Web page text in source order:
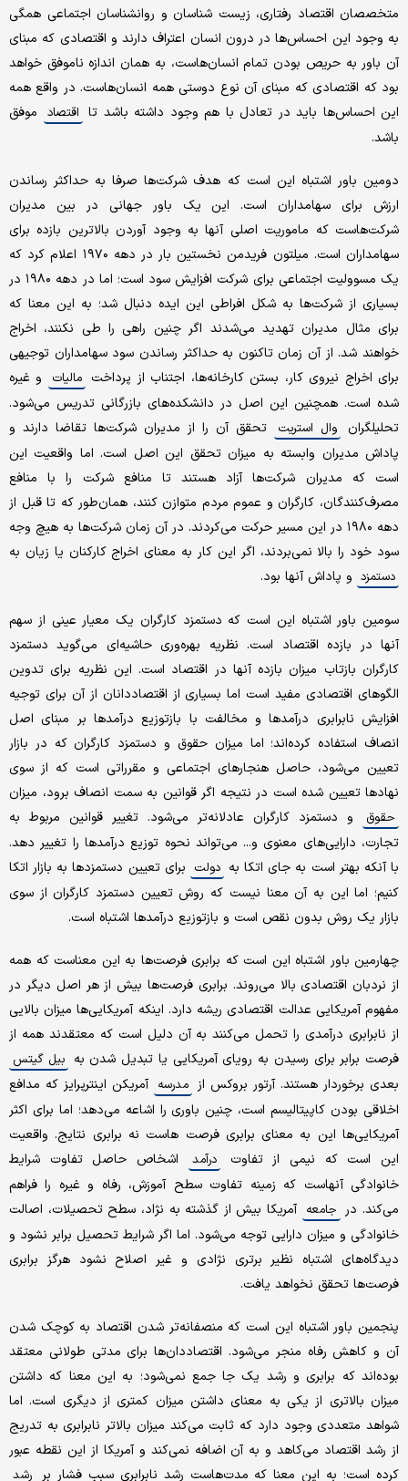
متخصصان اقتصاد رفتاری، زیست شناسان و روانشناسان اجتماعی همگی
به وجود این احساس‌ها در درون انسان اعتراف دارند و اقتصادی که مبنای
آن باور به حریص بودن تمام انسان‌هاست، به همان اندازه ناموفق خواهد
بود که اقتصادی که مبنای آن نوع دوستی همه انسان‌هاست. در واقع همه
این احساس‌ها باید در تعادل با هم وجود داشته باشد تا اقتصاد موفق
باشد.
دومین باور اشتباه این است که هدف شرکت‌ها صرفا به حداکثر رساندن
ارزش برای سهامداران است. این یک باور جهانی در بین مدیران
شرکت‌هاست که ماموریت اصلی آنها به وجود آوردن بالاترین بازده برای
سهامداران است. میلتون فریدمن نخستین بار در دهه ۱۹۷۰ اعلام کرد که
یک مسوولیت اجتماعی برای شرکت افزایش سود است؛ اما در دهه ۱۹۸۰ در
بسیاری از شرکت‌ها به شکل افراطی این ایده دنبال شد؛ به این معنا که
برای مثال مدیران تهدید می‌شدند اگر چنین راهی را طی نکنند، اخراج
خواهند شد. از آن زمان تاکنون به حداکثر رساندن سود سهامداران توجیهی
برای اخراج نیروی کار، بستن کارخانه‌ها، اجتناب از پرداخت مالیات
و غیره
شده است. همچنین این اصل در دانشکده‌های بازرگانی تدریس می‌شود.
تحلیلگران
وال استریت
تحقق آن را از مدیران شرکت‌ها تقاضا دارند و
پاداش مدیران وابسته به میزان تحقق این اصل است. اما واقعیت این
است که مدیران شرکت‌ها آزاد هستند تا منافع شرکت را با منافع
مصرف‌کنندگان، کارگران و عموم مردم متوازن کنند، همان‌طور که تا قبل از
دهه ۱۹۸۰ در این مسیر حرکت می‌کردند. در آن زمان شرکت‌ها به هیچ وجه
سود خود را بالا نمی‌بردند، اگر این کار به معنای اخراج کارکنان یا زیان به
دستمزد و پاداش آنها بود.
سومین باور اشتباه این است که دستمزد کارگران یک معیار عینی از سهم
آنها در بازده اقتصاد است. نظریه بهره‌وری حاشیه‌ای می‌گوید دستمزد
کارگران بازتاب میزان بازده آنها در اقتصاد است. این نظریه برای تدوین
الگوهای اقتصادی مفید است اما بسیاری از اقتصاددانان از آن برای توجیه
افزایش نابرابری درآمدها و مخالفت با بازتوزیع درآمدها بر مبنای اصل
انصاف استفاده کرده‌اند؛ اما میزان حقوق و دستمزد کارگران که در بازار
تعیین می‌شود، حاصل هنجارهای اجتماعی و مقرراتی است که از سوی
نهادها تعیین شده است در نتیجه اگر قوانین به سمت انصاف برود، میزان
حقوق
و دستمزد کارگران عادلانه‌تر می‌شود. تغییر قوانین مربوط به
تجارت، دارایی‌های معنوی و... می‌تواند نحوه توزیع درآمدها را تغییر دهد.
با آنکه بهتر است به جای اتکا به دولت برای تعیین دستمزدها به بازار اتکا
کنیم؛ اما این به آن معنا نیست که روش تعیین دستمزد کارگران از سوی
بازار یک روش بدون نقص است و بازتوزیع درآمدها اشتباه است.
چهارمین باور اشتباه این است که برابری فرصت‌ها به این معناست که همه
از نردبان اقتصادی بالا می‌روند. برابری فرصت‌ها بیش از هر اصل دیگر در
مفهوم آمریکایی عدالت اقتصادی ریشه دارد. اینکه آمریکایی‌ها میزان بالایی
از نابرابری درآمدی را تحمل می‌کنند به آن دلیل است که معتقدند همه از
فرصت برابر برای رسیدن به رویای آمریکایی یا تبدیل شدن به بیل گیتس
بعدی برخوردار هستند. آرتور بروکس از مدرسه آمریکن اینترپرایز که مدافع
اخلاقی بودن کاپیتالیسم است، چنین باوری را اشاعه می‌دهد؛ اما برای اکثر
آمریکایی‌ها این به معنای برابری فرصت هاست نه برابری نتایج. واقعیت
این است که نیمی از تفاوت
درآمد
اشخاص حاصل تفاوت شرایط
خانوادگی آنهاست که زمینه تفاوت سطح آموزش، رفاه و غیره را فراهم
می‌کند. در جامعه آمریکا بیش از گذشته به نژاد، سطح تحصیلات، اصالت
خانوادگی و میزان دارایی توجه می‌شود. اما اگر شرایط تحصیل برابر نشود و
دیدگاه‌های اشتباه نظیر برتری نژادی و غیر اصلاح نشود هرگز برابری
فرصت‌ها تحقق نخواهد یافت.
پنجمین باور اشتباه این است که منصفانه‌تر شدن اقتصاد به کوچک شدن
آن و کاهش رفاه منجر می‌شود. اقتصاددان‌ها برای مدتی طولانی معتقد
بوده‌اند که برابری و رشد یک جا جمع نمی‌شود؛ به این معنا که داشتن
میزان بالاتری از یکی به معنای داشتن میزان کمتری از دیگری است. اما
شواهد متعددی وجود دارد که ثابت می‌کند میزان بالاتر نابرابری به تدریج
از رشد اقتصاد می‌کاهد و به آن اضافه نمی‌کند و آمریکا از این نقطه عبور
کرده است؛ به این معنا که مدت‌هاست رشد نابرابری سبب فشار بر رشد